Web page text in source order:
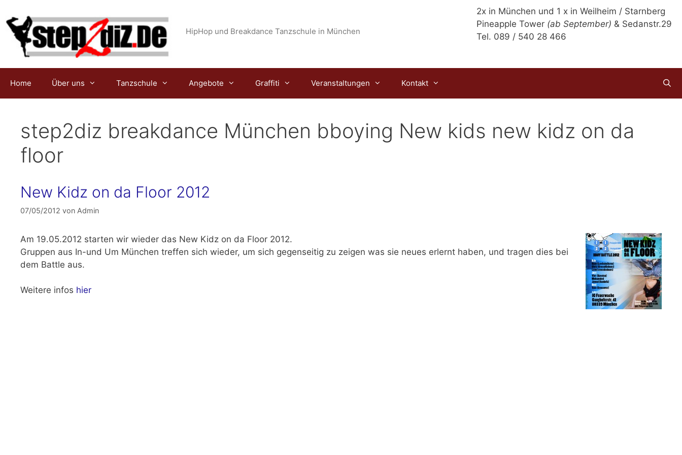
Inhalt
springen
2x in München und 1 x in Weilheim / Starnberg
Pineapple Tower (ab September) & Sedanstr.29
Tel. 089 / 540 28 466
HipHop und Breakdance Tanzschule in München
Home Über uns Tanzschule Angebote Graffiti Veranstaltungen Kontakt
step2diz breakdance München bboying New kids new kidz on da
floor
New Kidz on da Floor 2012
07/05/2012 von Admin
Am 19.05.2012 starten wir wieder das New Kidz on da Floor 2012.
Gruppen aus In-und Um München treffen sich wieder, um sich gegenseitig zu zeigen was sie neues erlernt haben, und tragen dies bei
dem Battle aus.
Weitere infos hier